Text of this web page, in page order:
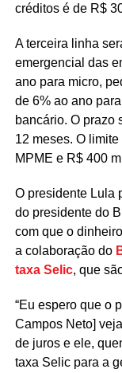
créditos é de R$
A terceira linha
emergencial das
ano para micro,
de 6% ao ano
bancário. O prazo
12 meses. O
MPME e R$ 400
O presidente Lula
do presidente do
com que o
a colaboração do
taxa Selic, que
“Eu espero que o
Campos Neto]
de juros e ele,
taxa Selic para a